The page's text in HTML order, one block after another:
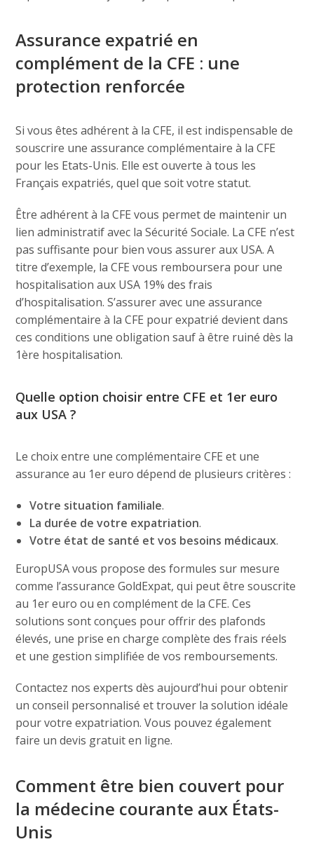
Assurance expatrié en
complément de la CFE : une
protection renforcée
Si vous êtes adhérent à la CFE, il est indispensable de
souscrire une assurance complémentaire à la CFE
pour les Etats-Unis. Elle est ouverte à tous les
Français expatriés, quel que soit votre statut.
Être adhérent à la CFE vous permet de maintenir un
lien administratif avec la Sécurité Sociale. La CFE n’est
pas suffisante pour bien vous assurer aux USA. A
titre d’exemple, la CFE vous remboursera pour une
hospitalisation aux USA 19% des frais
d’hospitalisation. S’assurer avec une assurance
complémentaire à la CFE pour expatrié devient dans
ces conditions une obligation sauf à être ruiné dès la
1ère hospitalisation.
Quelle option choisir entre CFE et 1er euro
aux USA ?
Le choix entre une complémentaire CFE et une
assurance au 1er euro dépend de plusieurs critères :
Votre situation familiale.
La durée de votre expatriation.
Votre état de santé et vos besoins médicaux.
EuropUSA vous propose des formules sur mesure
comme l’assurance GoldExpat, qui peut être souscrite
au 1er euro ou en complément de la CFE. Ces
solutions sont conçues pour offrir des plafonds
élevés, une prise en charge complète des frais réels
et une gestion simplifiée de vos remboursements.
Contactez nos experts dès aujourd’hui pour obtenir
un conseil personnalisé et trouver la solution idéale
pour votre expatriation. Vous pouvez également
faire un devis gratuit en ligne.
Comment être bien couvert pour
la médecine courante aux États-
Unis